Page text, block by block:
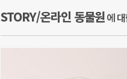
STORY/온라인 동물원에